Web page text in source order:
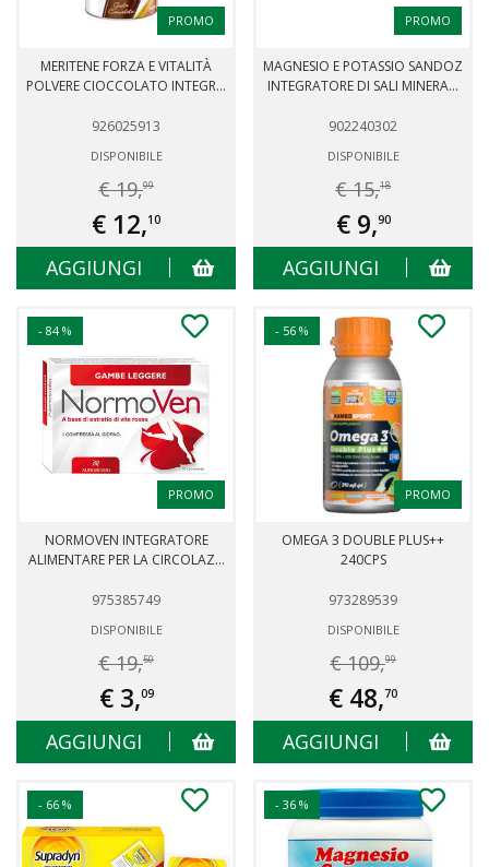
PROMO
MERITENE FORZA E VITALITÀ
POLVERE CIOCCOLATO INTEGR...
926025913
DISPONIBILE
€ 19,99
€ 12,10
AGGIUNGI
PROMO
MAGNESIO E POTASSIO SANDOZ
INTEGRATORE DI SALI MINERA...
902240302
DISPONIBILE
€ 15,18
€ 9,90
AGGIUNGI
- 84 %
PROMO
NORMOVEN INTEGRATORE
ALIMENTARE PER LA CIRCOLAZ...
975385749
DISPONIBILE
€ 19,50
€ 3,09
AGGIUNGI
- 56 %
PROMO
OMEGA 3 DOUBLE PLUS++
240CPS
973289539
DISPONIBILE
€ 109,99
€ 48,70
AGGIUNGI
- 66 % - 36 %